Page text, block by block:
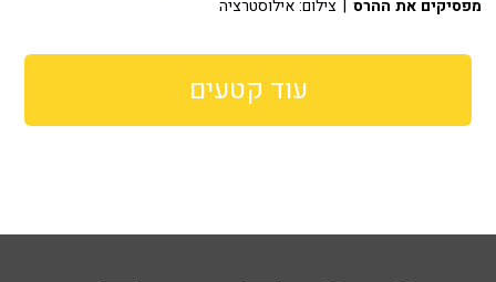
מפסיקים את ההרס | צילום: אילוסטרציה
עוד קטעים